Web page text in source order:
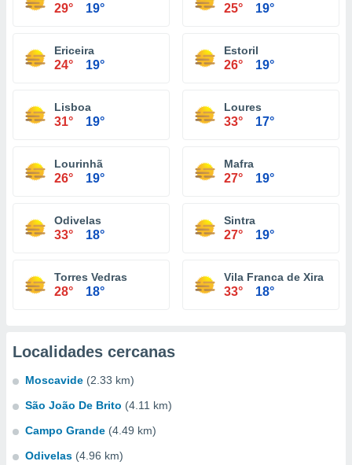
29° 19° 25° 19°
Ericeira
24° 19°
Estoril
26° 19°
Lisboa
31° 19°
Loures
33° 17°
Lourinhã
26° 19°
Mafra
27° 19°
Odivelas
33° 18°
Sintra
27° 19°
Torres Vedras
28° 18°
Vila Franca de Xira
33° 18°
Localidades cercanas
Moscavide (2.33 km)
São João De Brito (4.11 km)
Campo Grande (4.49 km)
Odivelas (4.96 km)